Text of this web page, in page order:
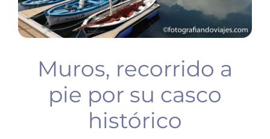
Muros, recorrido a
pie por su casco
histórico